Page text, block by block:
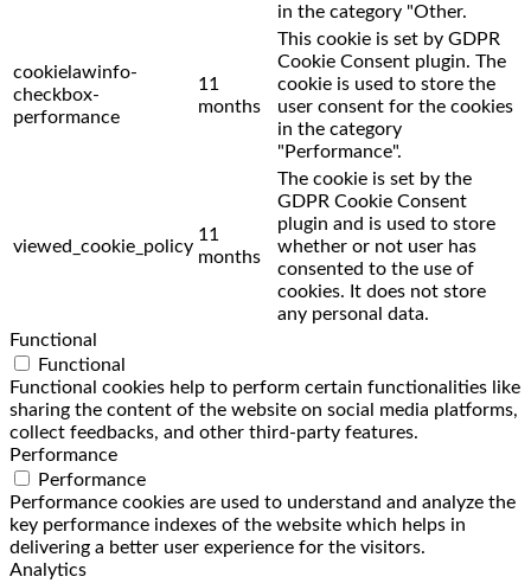
in the category "Other.
cookielawinfo-
checkbox-
performance
11
months
This cookie is set by GDPR
Cookie Consent plugin. The
cookie is used to store the
user consent for the cookies
in the category
"Performance".
viewed_cookie_policy
11
months
The cookie is set by the
GDPR Cookie Consent
plugin and is used to store
whether or not user has
consented to the use of
cookies. It does not store
any personal data.
Functional
Functional
Functional cookies help to perform certain functionalities like
sharing the content of the website on social media platforms,
collect feedbacks, and other third-party features.
Performance
Performance
Performance cookies are used to understand and analyze the
key performance indexes of the website which helps in
delivering a better user experience for the visitors.
Analytics